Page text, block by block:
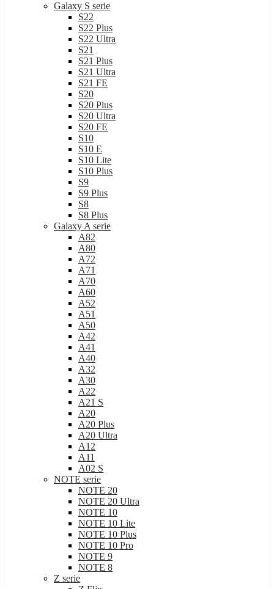
Galaxy S serie
S22
S22 Plus
S22 Ultra
S21
S21 Plus
S21 Ultra
S21 FE
S20
S20 Plus
S20 Ultra
S20 FE
S10
S10 E
S10 Lite
S10 Plus
S9
S9 Plus
S8
S8 Plus
Galaxy A serie
A82
A80
A72
A71
A70
A60
A52
A51
A50
A42
A41
A40
A32
A30
A22
A21 S
A20
A20 Plus
A20 Ultra
A12
A11
A02 S
NOTE serie
NOTE 20
NOTE 20 Ultra
NOTE 10
NOTE 10 Lite
NOTE 10 Plus
NOTE 10 Pro
NOTE 9
NOTE 8
Z serie